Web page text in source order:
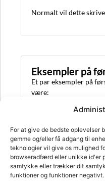
For at give de bedste oplevelser
gemme og/eller få adgang til
teknologier vil give os mulighed
browseradfærd eller unikke id'er
samtykke eller trækker dit
funktioner og funktioner negativt.
Normalt vil dette
Eksempler på
Et par eksempler på
være: